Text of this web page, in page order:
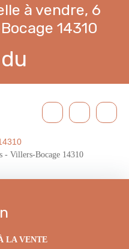
à vendre, 6
14310
- Villers-Bocage 14310
LA VENTE